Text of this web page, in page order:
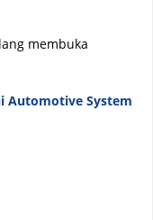
membuka
Automotive System